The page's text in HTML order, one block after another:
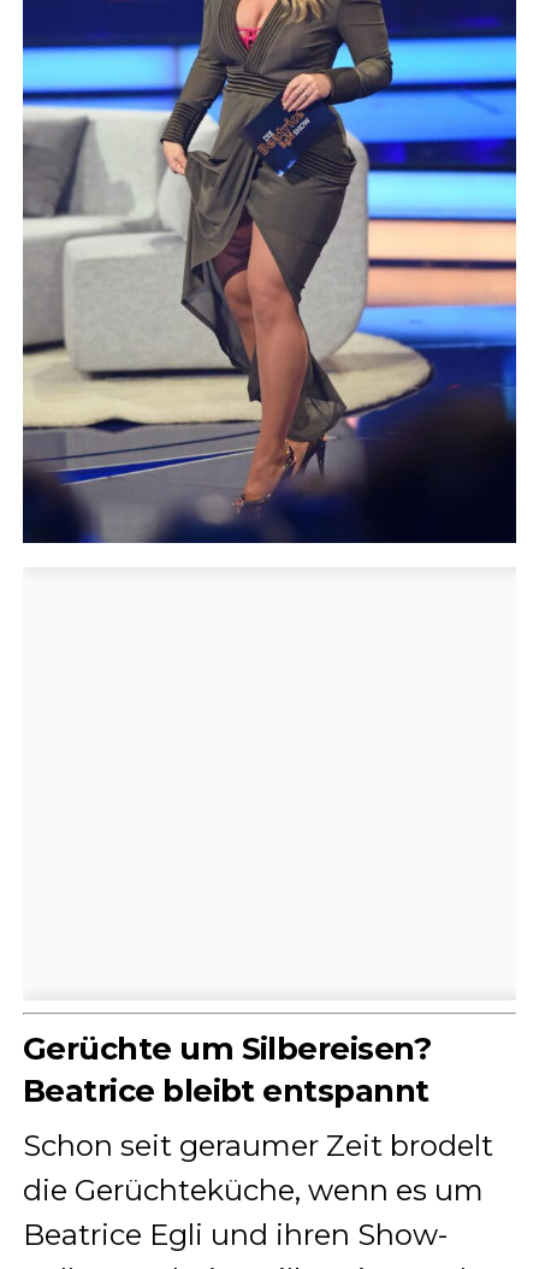
Gerüchte um Silbereisen?
Beatrice bleibt entspannt
Schon seit geraumer Zeit brodelt
die Gerüchteküche, wenn es um
Beatrice Egli und ihren Show-